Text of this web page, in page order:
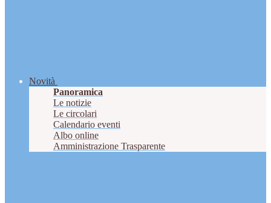
Novità
Panoramica
Le notizie
Le circolari
Calendario eventi
Albo online
Amministrazione Trasparente